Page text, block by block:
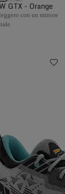
GTX - Orange
con un minore